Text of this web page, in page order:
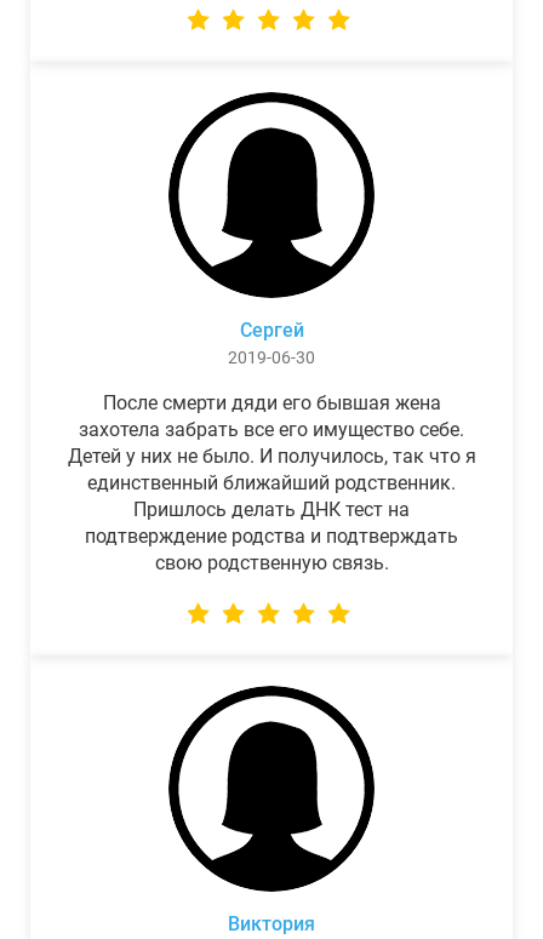
Сергей
2019-06-30
После смерти дяди его бывшая жена
захотела забрать все его имущество себе.
Детей у них не было. И получилось, так что я
единственный ближайший родственник.
Пришлось делать ДНК тест на
подтверждение родства и подтверждать
свою родственную связь.
Виктория